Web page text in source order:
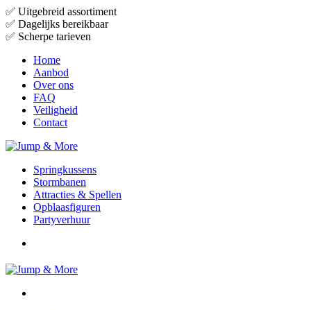
✅ Uitgebreid assortiment
✅ Dagelijks bereikbaar
✅ Scherpe tarieven
Home
Aanbod
Over ons
FAQ
Veiligheid
Contact
Springkussens
Stormbanen
Attracties & Spellen
Opblaasfiguren
Partyverhuur